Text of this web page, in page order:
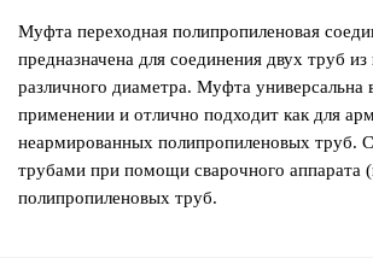
Муфта переходная полипропиленовая
предназначена для соединения двух труб
различного диаметра. Муфта универсальна
применении и отлично подходит как для
неармированных полипропиленовых труб.
трубами при помощи сварочного аппарата
полипропиленовых труб.